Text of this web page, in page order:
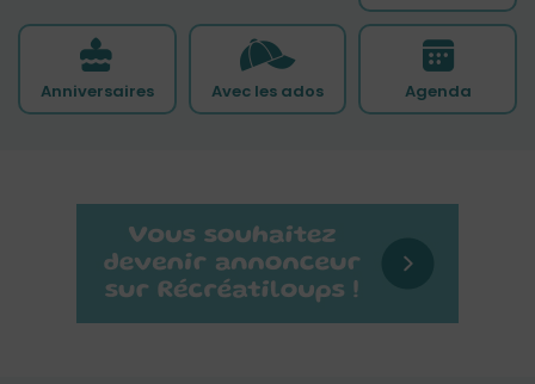
Anniversaires Avec les ados Agenda